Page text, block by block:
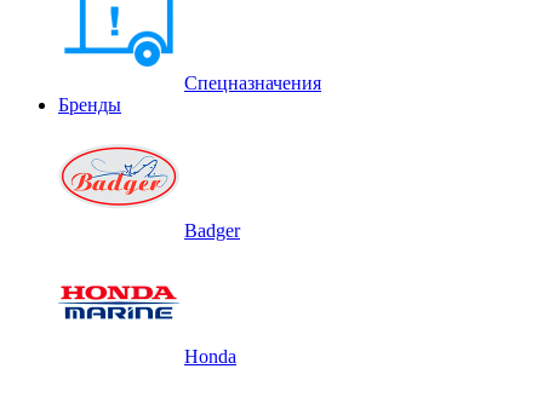
Спецназначения
Бренды
Badger
Honda